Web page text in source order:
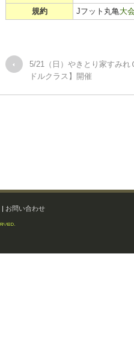
規約
Jフット丸亀 大
5/21（日）やきとり家すみれ
ドルクラス】開催
| お問い合わせ